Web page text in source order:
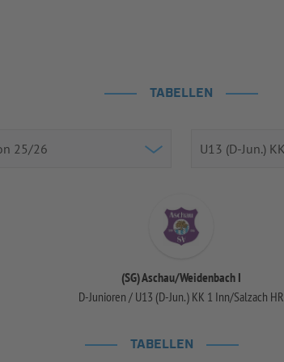
TABELLEN
(SG) Aschau/Weidenbach I
D-Junioren / U13 (D-Jun.) KK 1 Inn/Salzach HR
TABELLEN